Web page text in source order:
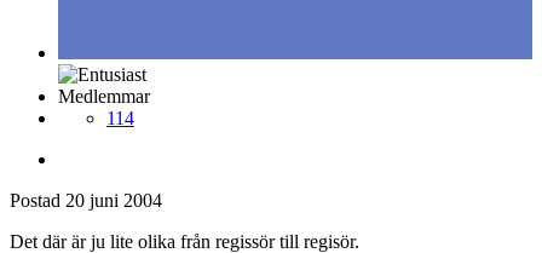
Medlemmar
114
Postad 20 juni 2004
Det där är ju lite olika från regissör till regisör.